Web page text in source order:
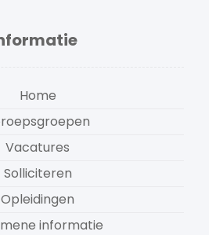
Home
Vacatures
Solliciteren
Opleidingen
informatie